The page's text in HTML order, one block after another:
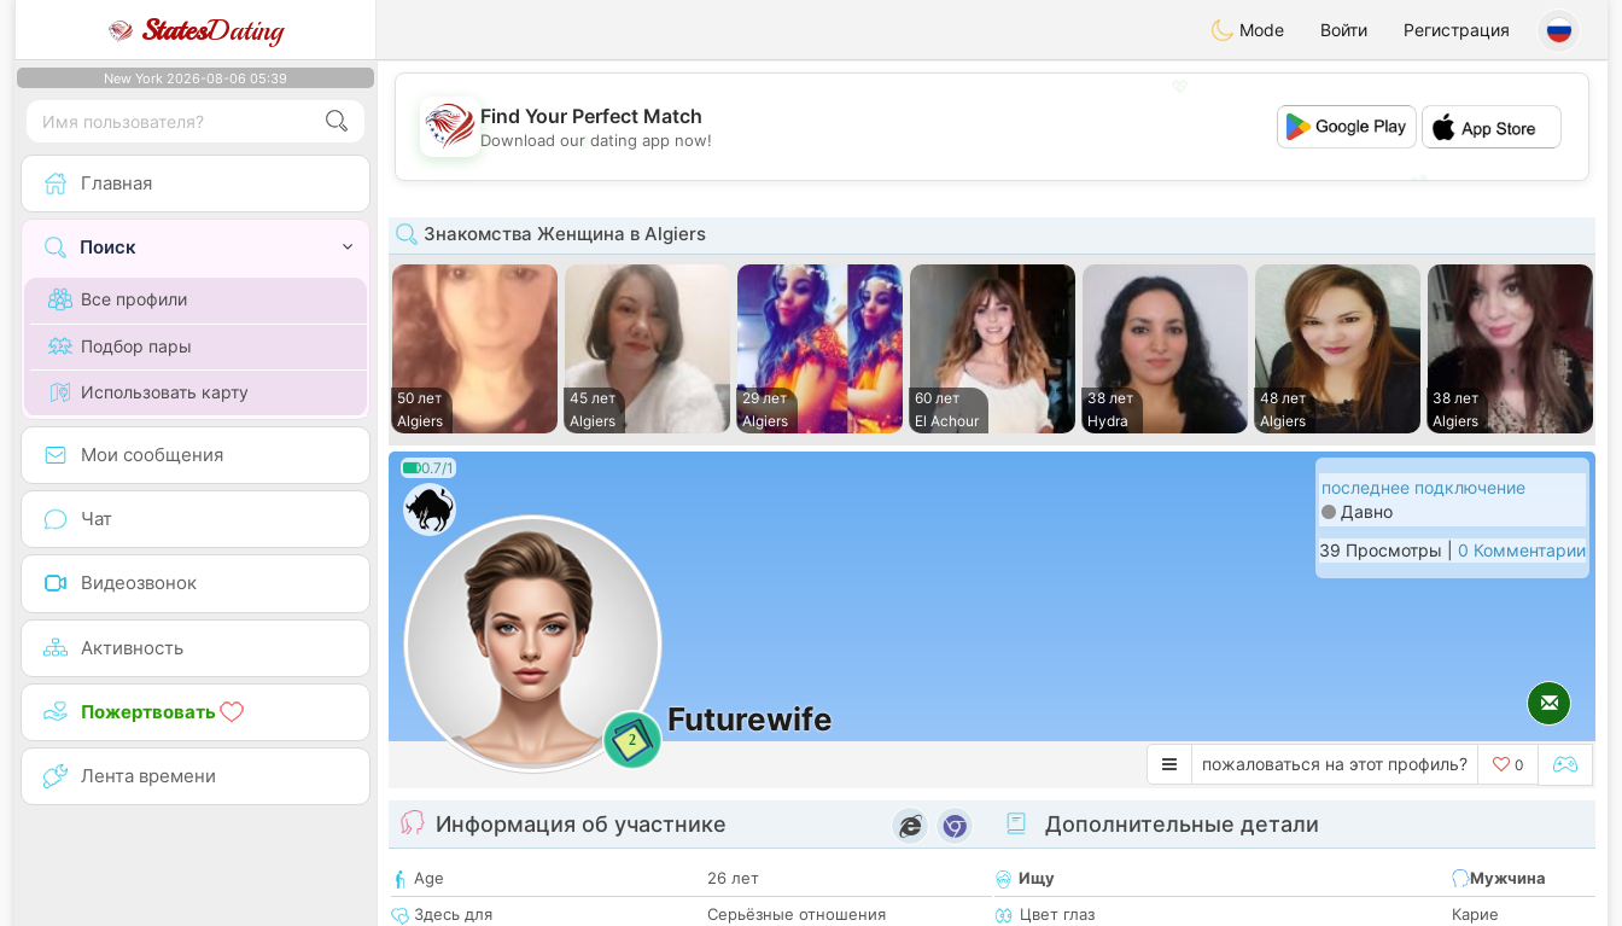
StatesDating Mode Войти Регистрация
New York 2026-08-06 05:39
Главная
Поиск
Все профили
Подбор пары
Использовать карту
Мои сообщения
Чат
Видеозвонок
Активность
Пожертвовать
Лента времени
💖
💕
Find Your Perfect Match
Download our dating app now!
Знакомства Женщина в Algiers
50 лет
Algiers
45 лет
Algiers
29 лет
Algiers
60 лет
El Achour
38 лет
Hydra
48 лет
Algiers
38 лет
Algiers
0.7/1
2
Futurewife
последнее подключение
Давно
39 Просмотры | 0 Комментарии
пожаловаться на этот профиль? 0
Информация об участнике
Age
26 лет
Здесь для
Серьёзные отношения
Дополнительные детали
Ищу
Мужчина
Цвет глаз
Карие